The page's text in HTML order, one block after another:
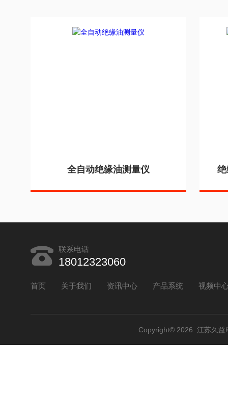
全自动绝缘油测量仪
联系电话
18012323060
首页 关于我们 资讯中心 产品系统 视频中
Copyright© 2026 江苏久